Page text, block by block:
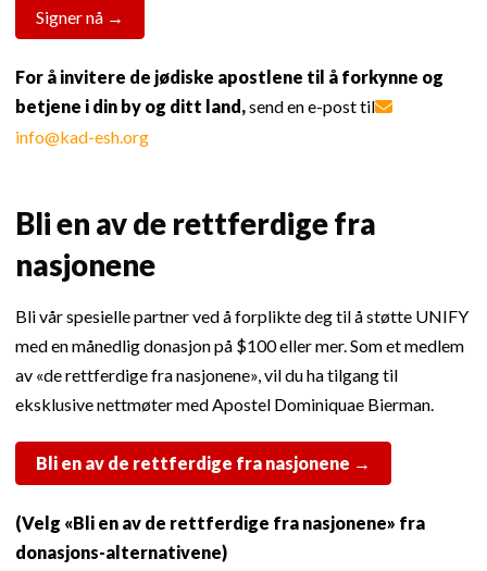
Signer nå →
For å invitere de jødiske apostlene til å forkynne og
betjene i din by og ditt land,send en e-post til
info@kad-esh.org
Bli en av de rettferdige fra
nasjonene
Bli vår spesielle partner ved å forplikte deg til å støtte UNIFY
med en månedlig donasjon på $100 eller mer. Som et medlem
av «de rettferdige fra nasjonene», vil du ha tilgang til
eksklusive nettmøter med Apostel Dominiquae Bierman.
Bli en av de rettferdige fra nasjonene →
(Velg «Bli en av de rettferdige fra nasjonene» fra
donasjons-alternativene)